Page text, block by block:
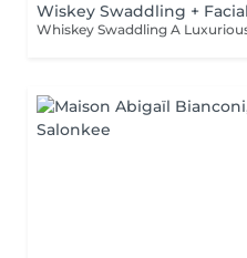
Wiskey Swaddling +